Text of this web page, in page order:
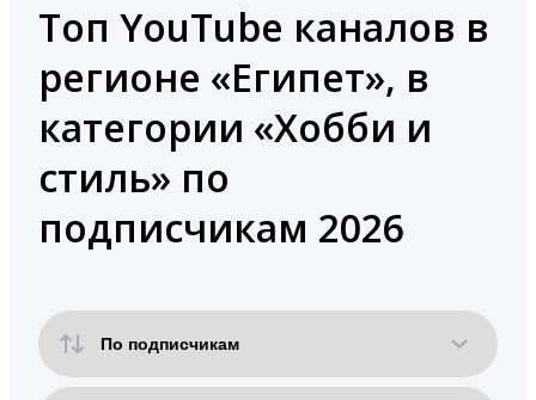
Топ YouTube каналов в
регионе «Египет», в
категории «Хобби и
стиль» по
подписчикам 2026